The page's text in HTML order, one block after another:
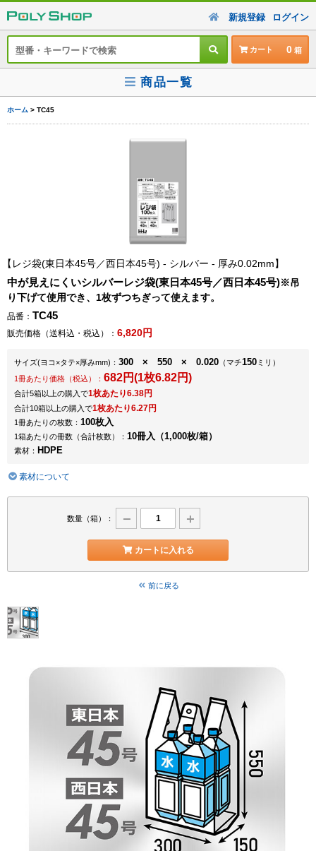
新規登録 ログイン
カート 0
商品一覧
ホーム > TC45
レジ袋(東日本45号／西日本45号) - シルバー - 厚み0.02mm
中が見えにくいシルバーレジ袋(東日本45号／西日本45号)※吊
り下げて使用でき、1枚ずつちぎって使えます。
品番： TC45
販売価格（送料込・税込）： 6,820円
サイズ(ヨコ×タテ×厚みmm) ： 300 × 550 × 0.020 （マチ150 ミリ）
1冊あたり価格（税込）： 682円(1枚6.82円)
合計5箱以上の購入で1枚あたり6.38円
合計10箱以上の購入で1枚あたり6.27円
1冊あたりの枚数： 100枚入
1箱あたりの冊数（合計枚数）： 10冊入（1,000枚/箱）
素材： HDPE
素材について
数量（箱）：
カートに入れる
前に戻る